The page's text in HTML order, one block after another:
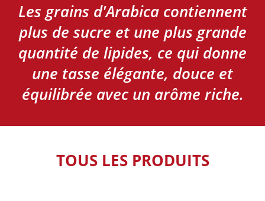
Les grains d'Arabica contiennent
plus de sucre et une plus grande
quantité de lipides, ce qui donne
une tasse élégante, douce et
équilibrée avec un arôme riche.
TOUS LES PRODUITS